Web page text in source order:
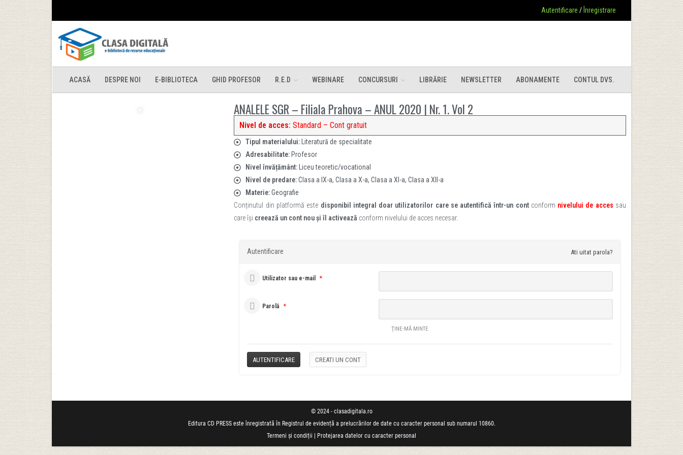
Autentificare / Înregistrare
ACASĂ DESPRE NOI E-BIBLIOTECA GHID PROFESOR R.E.D WEBINARE CONCURSURI LIBRĂRIE NEWSLETTER ABONAMENTE CONTUL DVS.
ANALELE SGR – Filiala Prahova – ANUL 2020 | Nr. 1. Vol 2
Nivel de acces:Standard – Cont gratuit
Tipul materialului: Literatură de specialitate
Adresabilitate: Profesor
Nivel învățământ: Liceu teoretic/vocational
Nivel de predare:Clasa a IX-a, Clasa a X-a, Clasa a XI-a, Clasa a XII-a
Materie:Geografie
Conținutul din platformă este disponibil integral doar utilizatorilor care se autentifică într-un contconform nivelului de acces sau
care își creează un cont nou și îl activează conform nivelului de acces necesar.
Autentificare Ati uitat parola?
Utilizator sau e-mail *
Parolă *
ȚINE-MĂ MINTE
© 2024 - clasadigitala.ro
Editura CD PRESS este înregistrată în Registrul de evidență a prelucrărilor de date cu caracter personal sub numarul 10860.
Termeni și condiții
Protejarea datelor cu caracter personal